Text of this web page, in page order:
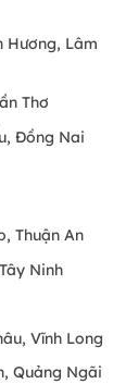
Hương, Lâm
Thơ
Đồng Nai
Thuận An
Ninh
Vĩnh Long
Quảng Ngãi